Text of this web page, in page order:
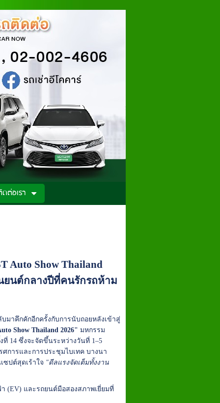
ต่อเรา
Auto Show Thailand
ยนต์กลางปีที่คนรักรถห้าม
มาคึกคักอีกครั้งกับการนับถอยหลังเข้าสู่
Show Thailand 2026" มหกรรม
14 ซึ่งจะจัดขึ้นระหว่างวันที่ 1–5
การและการประชุมไบเทค บางนา
ซปต์สุดเร้าใจ "ดีลแรงจัดเต็มทั้งงาน
(EV) และรถยนต์มือสองสภาพเยี่ยมที่